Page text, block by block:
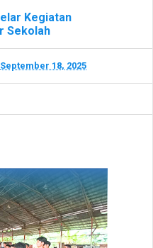
Kegiatan
Sekolah
September 18, 2025